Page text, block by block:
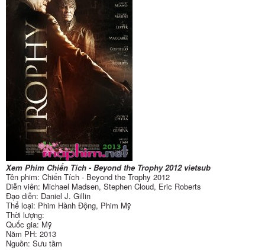
Xem Phim Chiến Tích - Beyond the Trophy 2012 vietsub
Tên phim: Chiến Tích - Beyond the Trophy 2012
Diễn viên: Michael Madsen, Stephen Cloud, Eric Roberts
Đạo diễn: Daniel J. Gillin
Thể loại: Phim Hành Động, Phim Mỹ
Thời lượng:
Quốc gia: Mỹ
Năm PH: 2013
Nguồn: Sưu tầm